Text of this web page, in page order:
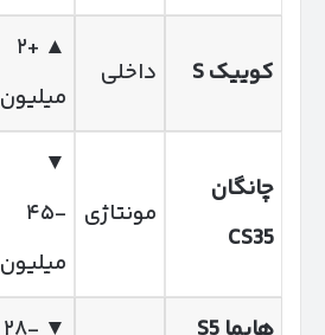
کوییکS داخلی
▲ +۲
میلیون
چانگان
CS35
مونتاژی
▼
-۴۵
میلیون